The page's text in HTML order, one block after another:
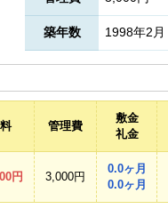
築年数 1998年2月
管理費
敷金
礼金
円 3,000円
0.0ヶ月
0.0ヶ月